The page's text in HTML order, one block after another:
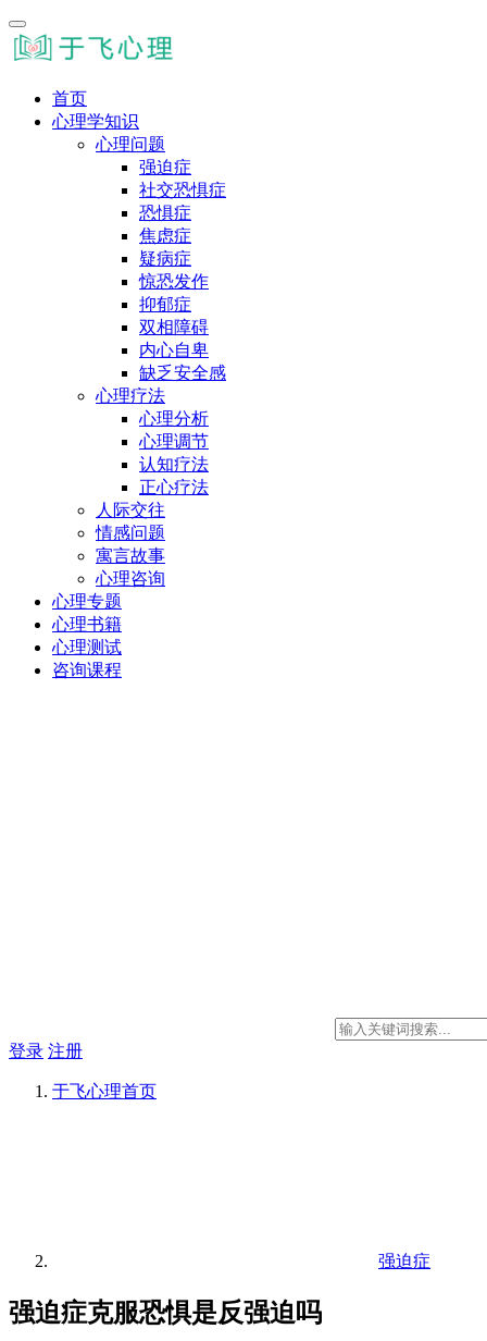
首页
心理学知识
心理问题
强迫症
社交恐惧症
恐惧症
焦虑症
疑病症
惊恐发作
抑郁症
双相障碍
内心自卑
缺乏安全感
心理疗法
心理分析
心理调节
认知疗法
正心疗法
人际交往
情感问题
寓言故事
心理咨询
心理专题
心理书籍
心理测试
咨询课程
登录 注册
于飞心理首页
强迫症
强迫症克服恐惧是反强迫吗